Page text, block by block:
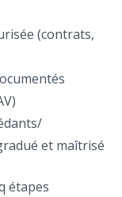
(contrats,
et maîtrisé
étapes